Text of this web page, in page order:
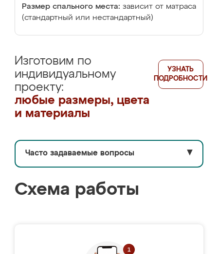
Размер спального места: зависит от матраса
(стандартный или нестандартный)
Изготовим по
индивидуальному
проекту:
любые размеры, цвета
и материалы
УЗНАТЬ
ПОДРОБНОСТИ
Часто задаваемые вопросы ▼
Схема работы